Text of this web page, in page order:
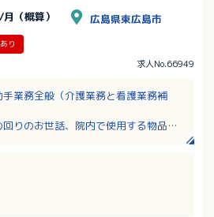
/月（概算） 広島県東広島市
り
求人No.66949
業務全般（介護業務と看護業務補
りのお世話、院内で使用する物品や
助